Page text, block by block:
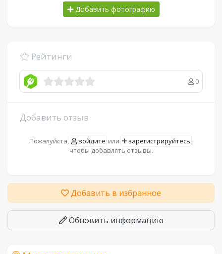
Добавить фотографию
Рейтинги
0
Добавить отзыв
Пожалуйста, войдите или зарегистрируйтесь ,
чтобы добавлять отзывы.
Добавить в избранное
Обновить информацию